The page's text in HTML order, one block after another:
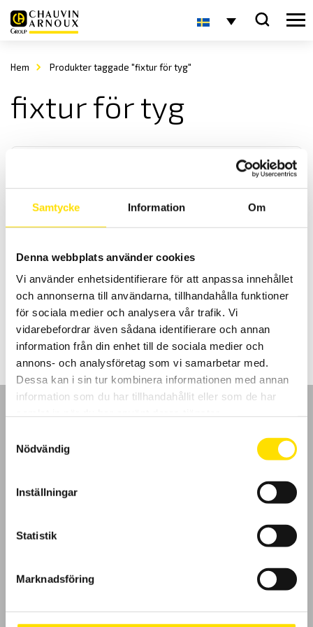
Samtycke Information Om
Denna webbplats använder cookies
Vi använder enhetsidentifierare för att anpassa innehållet
och annonserna till användarna, tillhandahålla funktioner
för sociala medier och analysera vår trafik. Vi
vidarebefordrar även sådana identifierare och annan
information från din enhet till de sociala medier och
annons- och analysföretag som vi samarbetar med.
Dessa kan i sin tur kombinera informationen med annan
information som du har tillhandahållit eller som de har
Nödvändig
Inställningar
Statistik
Marknadsföring
Hem Produkter taggade "fixtur för tyg"
fixtur för tyg
Mecmesin Toggle Clamp
Mecmesin Toggle Clamp för användning med dragprovare och
dynamometer med kapacitet upp till 500 N
LÄS MER